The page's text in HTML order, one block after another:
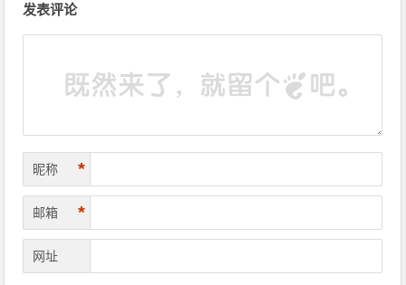
发表评论
昵称 *
邮箱 *
网址